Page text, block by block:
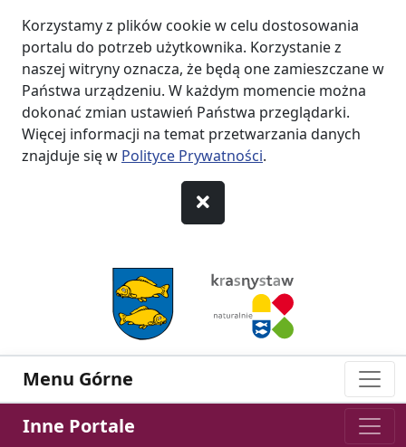
Korzystamy z plików cookie w celu dostosowania
portalu do potrzeb użytkownika. Korzystanie z
naszej witryny oznacza, że będą one zamieszczane w
Państwa urządzeniu. W każdym momencie można
dokonać zmian ustawień Państwa przeglądarki.
Więcej informacji na temat przetwarzania danych
znajduje się w Polityce Prywatności.
Menu Górne
Inne Portale